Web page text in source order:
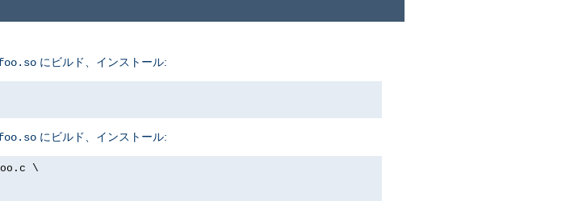
にビルド、インストール:
にビルド、インストール:
\